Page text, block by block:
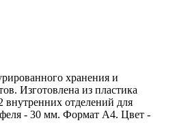
хранения и
Изготовлена из пластика
отделений для
- 30 мм. Формат А4. Цвет -